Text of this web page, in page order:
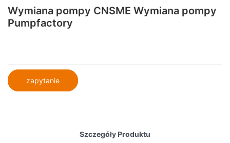
Wymiana pompy CNSME Wymiana pompy
Pumpfactory
zapytanie
Szczegóły Produktu